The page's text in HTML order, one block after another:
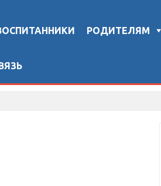
РОДИТЕЛЯМ